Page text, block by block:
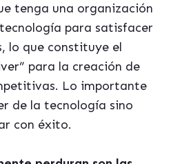
tenga una organización
para satisfacer
lo que constituye el
para la creación de
Lo importante
de la tecnología sino
con éxito.